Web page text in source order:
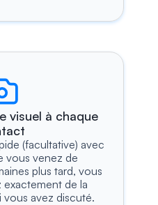
visuel à chaque
(facultative) avec
vous venez de
plus tard, vous
de la
avez discuté.